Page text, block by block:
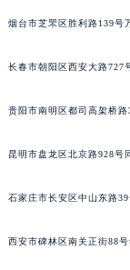
烟台市芝罘区胜利路139号
长春市朝阳区西安大路727
贵阳市南明区都司高架桥
昆明市盘龙区北京路928号
石家庄市长安区中山东路
西安市碑林区南关正街88